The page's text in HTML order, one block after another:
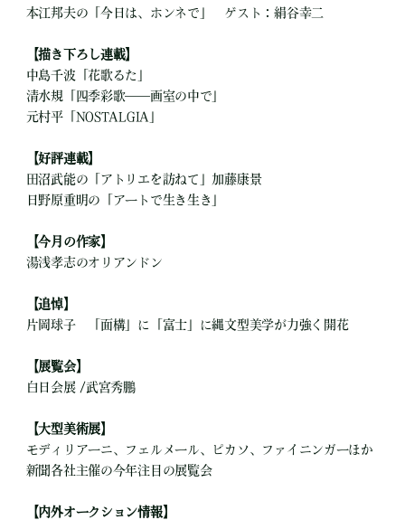
本江邦夫の「今日は、ホンネで」 ゲスト：絹谷幸二
【描き下ろし連載】
中島千波「花歌るた」
清水規「四季彩歌――画室の中で」
元村平「NOSTALGIA」
【好評連載】
田沼武能の「アトリエを訪ねて」加藤康景
日野原重明の「アートで生き生き」
【今月の作家】
湯浅孝志のオリアンドン
【追悼】
片岡球子 「面構」に「富士」に縄文型美学が力強く開花
【展覧会】
白日会展 /武宮秀鵬
【大型美術展】
モディリアーニ、フェルメール、ピカソ、ファイニンガーほか
新聞各社主催の今年注目の展覧会
【内外オークション情報】